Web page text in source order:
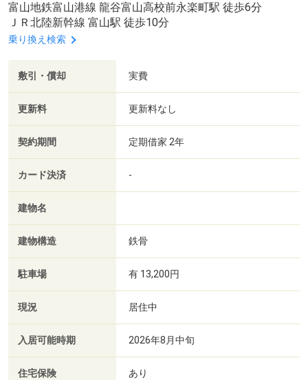
富山地鉄富山港線 龍谷富山高校前永楽町駅 徒歩6分
ＪＲ北陸新幹線 富山駅 徒歩10分
乗り換え検索
敷引・償却 実費
更新料 更新料なし
契約期間 定期借家 2年
カード決済 -
建物名
建物構造 鉄骨
駐車場 有 13,200円
現況 居住中
入居可能時期 2026年8月中旬
住宅保険 あり